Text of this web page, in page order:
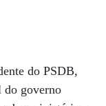
do PSDB,
do governo